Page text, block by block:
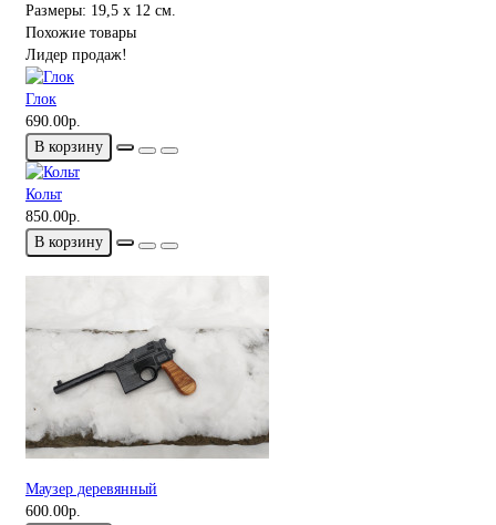
Размеры: 19,5 х 12 см.
Похожие товары
Лидер продаж!
Глок
690.00р.
В корзину
Кольт
850.00р.
В корзину
Маузер деревянный
600.00р.